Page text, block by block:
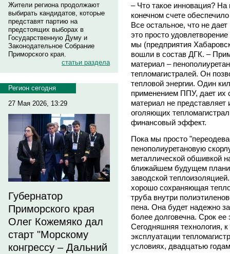
Жители региона продолжают
выбирать кандидатов, которые
представят партию на
предстоящих выборах в
Государственную Думу и
Законодательное Собрание
Приморского края.
статьи раздела
Регион сегодня
27 Мая 2026, 13:29
Губернатор
Приморского края
Олег Кожемяко дал
старт "Морскому
конгрессу – Дальний
– Что такое инновация? На
конечном счете
Все остальное, что не
это просто
мы (предприятия
вошли в состав ДГК. –
материал –
тепломагистралей. Он
тепловой энергии. Один
применением ППУ, дает их
материал не представляет
оголяющих
финансовый эффект.
Пока мы просто
пенополиуретановую
металлической обшивкой
ближайшем будущем
заводской
хорошо сохраняющая
труба внутри
пена. Она будет надежно
более долговечна. Срок ее
Сегодняшняя технология,
эксплуатации
условиях, двадцатью